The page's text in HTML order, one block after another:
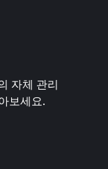
자체 관리
보세요.